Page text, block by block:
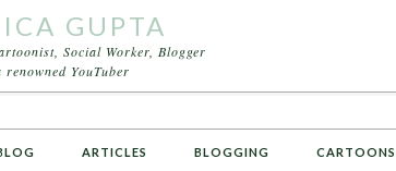
GUPTA
Social Worker, Blogger
renowned YouTuber
ARTICLES BLOGGING CARTOONS